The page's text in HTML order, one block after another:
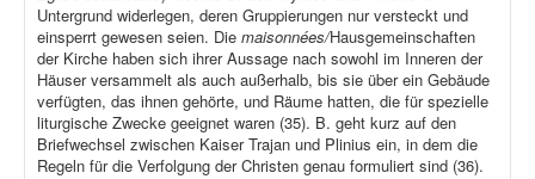
Untergrund widerlegen, deren Gruppierungen nur versteckt und
einsperrt gewesen seien. Die maisonnées/Hausgemeinschaften
der Kirche haben sich ihrer Aussage nach sowohl im Inneren der
Häuser versammelt als auch außerhalb, bis sie über ein Gebäude
verfügten, das ihnen gehörte, und Räume hatten, die für spezielle
liturgische Zwecke geeignet waren (35). B. geht kurz auf den
Briefwechsel zwischen Kaiser Trajan und Plinius ein, in dem die
Regeln für die Verfolgung der Christen genau formuliert sind (36).